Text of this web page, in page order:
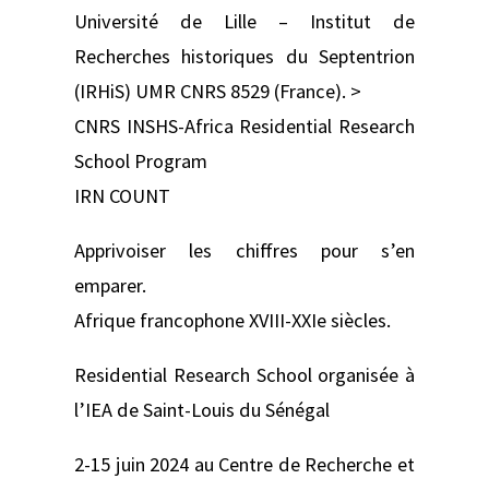
Université de Lille – Institut de
Recherches historiques du Septentrion
(IRHiS) UMR CNRS 8529 (France). >
CNRS INSHS-Africa Residential Research
School Program
IRN COUNT
Apprivoiser les chiffres pour s’en
emparer.
Afrique francophone XVIII-XXIe siècles.
Residential Research School organisée à
l’IEA de Saint-Louis du Sénégal
2-15 juin 2024 au Centre de Recherche et